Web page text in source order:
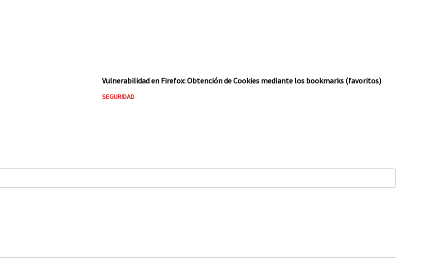
Vulnerabilidad en Firefox: Obtención de Cookies mediante los bookmarks (favoritos)
SEGURIDAD